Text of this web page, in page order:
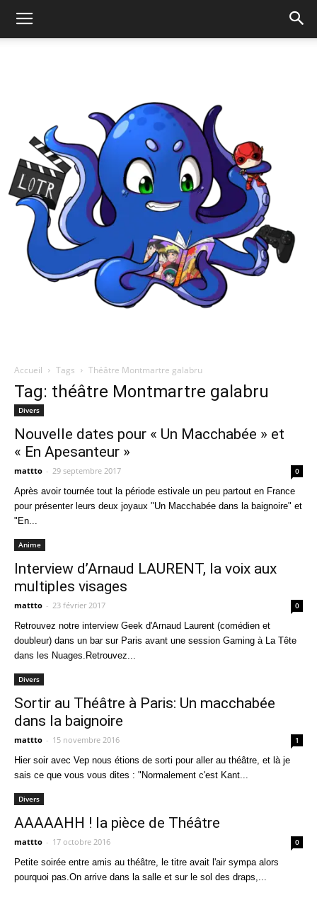
Quatregeek
Accueil Tags Théâtre Montmartre galabru
Tag: théâtre Montmartre galabru
Divers
Nouvelle dates pour « Un Macchabée » et
« En Apesanteur »
mattto - 29 septembre 2017 0
Après avoir tournée tout la période estivale un peu partout en France
pour présenter leurs deux joyaux "Un Macchabée dans la baignoire" et
"En...
Anime
Interview d’Arnaud LAURENT, la voix aux
multiples visages
mattto - 23 février 2017 0
Retrouvez notre interview Geek d'Arnaud Laurent (comédien et
doubleur) dans un bar sur Paris avant une session Gaming à La Tête
dans les Nuages.Retrouvez...
Divers
Sortir au Théâtre à Paris: Un macchabée
dans la baignoire
mattto - 15 novembre 2016 1
Hier soir avec Vep nous étions de sorti pour aller au théâtre, et là je
sais ce que vous vous dites : "Normalement c'est Kant...
Divers
AAAAAHH ! la pièce de Théâtre
mattto - 17 octobre 2016 0
Petite soirée entre amis au théâtre, le titre avait l'air sympa alors
pourquoi pas.On arrive dans la salle et sur le sol des draps,...